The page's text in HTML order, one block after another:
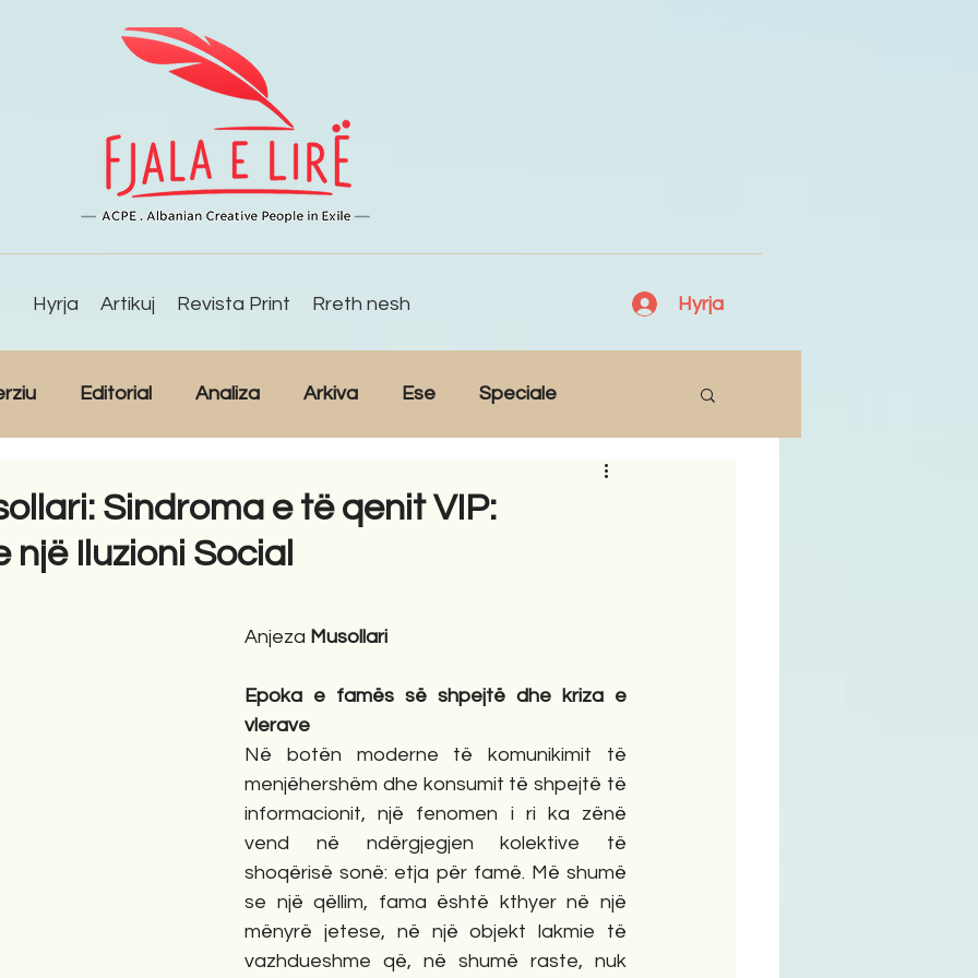
Hyrja Artikuj Revista Print Rreth nesh Hyrja
Editorial Analiza Arkiva Ese Speciale
Novela Romane
Sindroma e të qenit VIP:
Iluzioni Social
Anjeza Musollari
Epoka e famës së shpejtë dhe kriza e
vlerave
Në botën moderne të komunikimit të
menjëhershëm dhe konsumit të shpejtë të
informacionit, një fenomen i ri ka zënë
vend në ndërgjegjen kolektive të
shoqërisë sonë: etja për famë. Më shumë
se një qëllim, fama është kthyer në një
mënyrë jetese, në një objekt lakmie të
vazhdueshme që, në shumë raste, nuk